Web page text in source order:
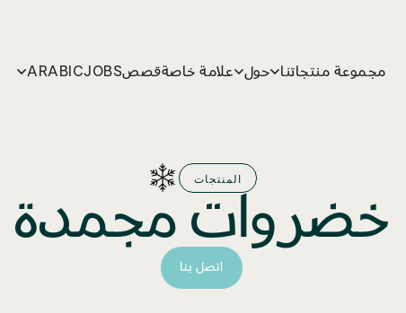
مجموعة منتجاتنا حول علامة خاصةقصصJOBS
ARABIC
المنتجات
خضروات مجمدة
اتصل بنا